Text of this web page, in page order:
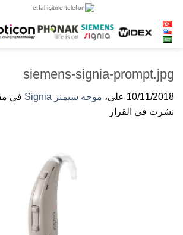
الى
المحتوى
siemens-signia-prompt.jpg
10/11/2018 على، موجه سيمنز Signia في
نشرت في القرار